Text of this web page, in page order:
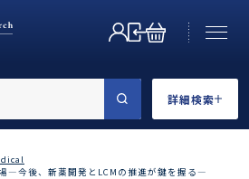
詳細検索
―今後、新薬開発とLCMの推進が鍵を握る―